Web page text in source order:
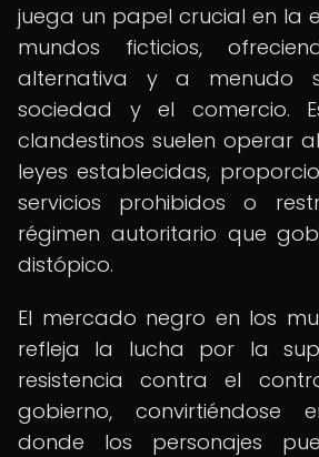
juega un papel crucial en la
mundos ficticios,
alternativa y a menudo
sociedad y el comercio.
clandestinos suelen operar
leyes establecidas,
servicios prohibidos o
régimen autoritario que
distópico.
El mercado negro en los
refleja la lucha por la
resistencia contra el
gobierno, convirtiéndose
donde los personajes